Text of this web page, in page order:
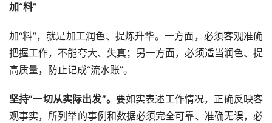
加“料”
加“料”，就是加工润色、提炼升华。一方面，必须客观准确
把握工作，不能夸大、失真；另一方面，必须适当润色、提
高质量，防止记成“流水账”。
坚持“一切从实际出发”。 要如实表述工作情况，正确反映客
观事实，所列举的事例和数据必须完全可靠、准确无误，必